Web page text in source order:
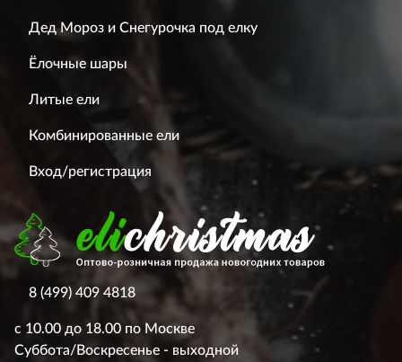
Дед Мороз и Снегурочка под елку
Ёлочные шары
Литые ели
Комбинированные ели
Вход/регистрация
8 (499) 409 4818
с 10.00 до 18.00 по Москве
Суббота/Воскресенье - выходной